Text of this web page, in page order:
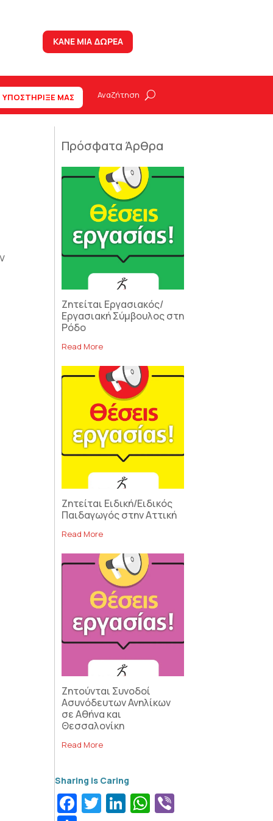
ΚΑΝΕ ΜΙΑ ΔΩΡΕΑ
ΥΠΟΣΤΗΡΙΞΕ ΜΑΣ
Πρόσφατα Άρθρα
Ζητείται Εργασιακός/
Εργασιακή Σύμβουλος στη
Ρόδο
Read More
Ζητείται Ειδική/Ειδικός
Παιδαγωγός στην Αττική
Read More
Ζητούνται Συνοδοί
Ασυνόδευτων Ανηλίκων
σε Αθήνα και
Θεσσαλονίκη
Read More
Facebook
Twitter
LinkedIn
WhatsApp